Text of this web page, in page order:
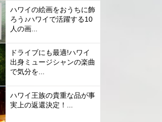
ハワイの絵画をおうちに飾
ろう♪ハワイで活躍する10
人の画...
ドライブにも最適!ハワイ
出身ミュージシャンの楽曲
で気分を...
ハワイ王族の貴重な品が事
実上の返還決定！...